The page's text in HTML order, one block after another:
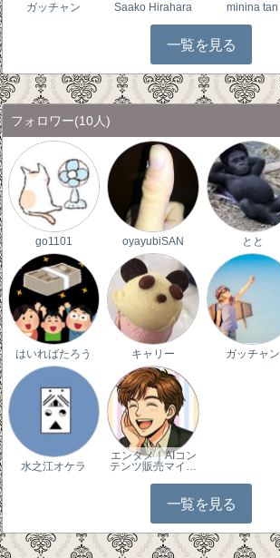
ガッチャン Saako Hirahara minina tan
一覧を見る
フォロワー(10人)
go1101 oyayubiSAN とと
はいればたろう キャリー ガッチャン
水之江オケラ
エンタメ｜AIコン
テンツ販売マイ…
一覧を見る